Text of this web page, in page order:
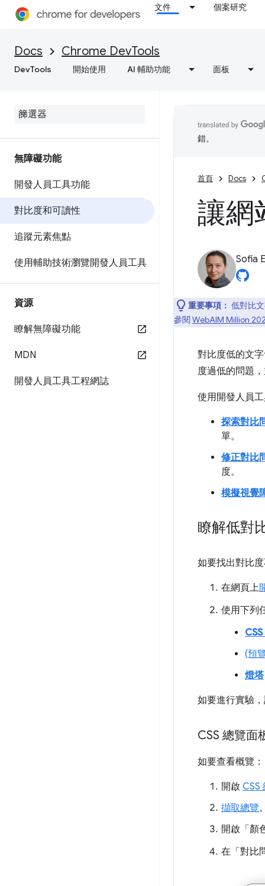
文件 個案研究
Docs Chrome DevTools
DevTools 開始使用 AI 輔助功能 面板
無障礙功能
開發人員工具功能
對比度和可讀性
追蹤元素焦點
使用輔助技術瀏覽開發人員工具
資源
瞭解無障礙功能
MDN
開發人員工具工程網誌
錯。
首頁 Docs
讓網
Sofia
重要事項： 低對比
參閱 WebAIM Million
對比度低的文
度過低的問題
使用開發人員
探索對比
單。
修正對比
度。
模擬視覺
瞭解低對
如要找出對比
在網頁上
使用下列
(預
燈塔
如要進行實驗
CSS 總覽面
如要查看概覽：
開啟 CSS
擷取總覽
開啟「顏
在「對比